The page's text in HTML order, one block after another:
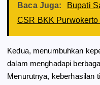
Baca Juga:
Bupati
CSR BKK
Kedua, menumbuhkan
dalam menghadapi
Menurutnya, keberhasilan